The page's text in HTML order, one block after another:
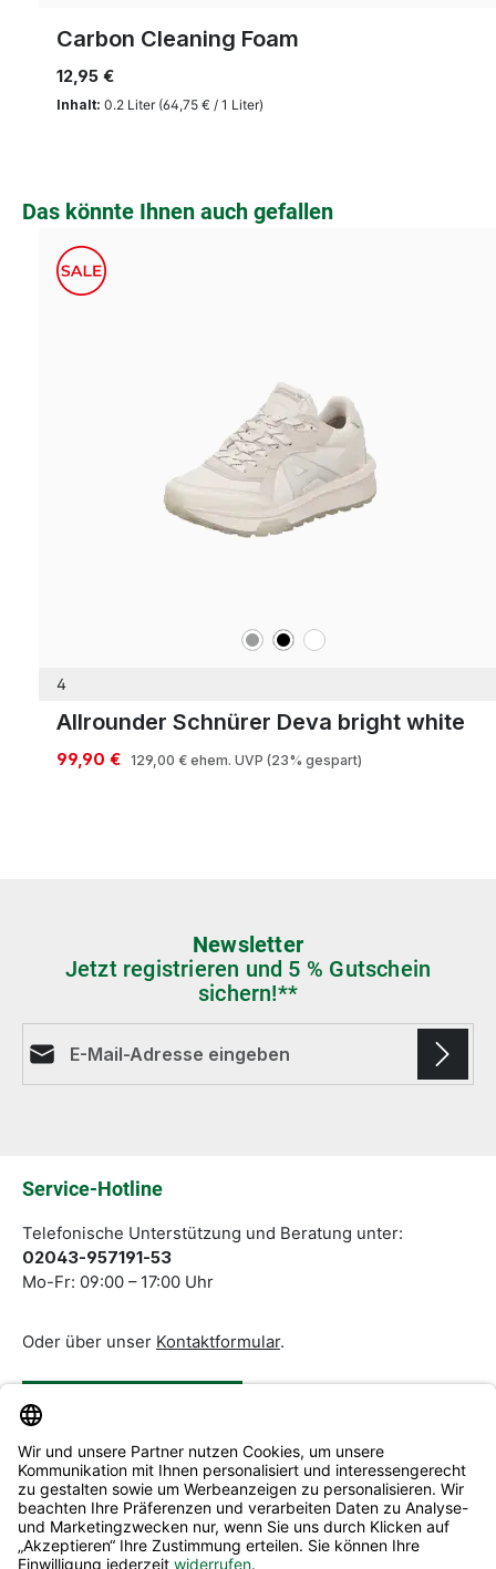
Carbon Cleaning Foam
Inhalt: 0.2 Liter (64,75 € / 1 Liter)
12,95 €
Produktgalerie überspringen
Das könnte Ihnen auch gefallen
grauschwarz
weiß
4
Allrounder Schnürer Deva bright white
99,90 € 129,00 € ehem. UVP (23% gespart)
Newsletter
Jetzt registrieren und 5 % Gutschein
sichern!**
Service-Hotline
Telefonische Unterstützung und Beratung unter:
02043-957191-53
Mo-Fr: 09:00 – 17:00 Uhr
Oder über unser Kontaktformular.
Service & Beratung
Informationen